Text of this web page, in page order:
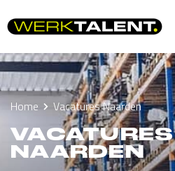
Home Vacatures Naarden
VACATURES
NAARDEN